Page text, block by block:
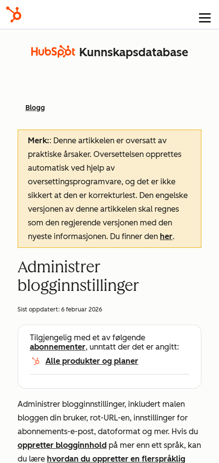
Kunnskapsdatabase
Blogg
Merk:: Denne artikkelen er oversatt av
praktiske årsaker. Oversettelsen opprettes
automatisk ved hjelp av
oversettingsprogramvare, og det er ikke
sikkert at den er korrekturlest. Den engelske
versjonen av denne artikkelen skal regnes
som den regjerende versjonen med den
nyeste informasjonen. Du finner den her.
Administrer
blogginnstillinger
Sist oppdatert: 6 februar 2026
Tilgjengelig med et av følgende
abonnementer, unntatt der det er angitt:
Alle produkter og planer
Administrer blogginnstillinger, inkludert malen
bloggen din bruker, rot-URL-en, innstillinger for
abonnements-e-post, datoformat og mer. Hvis du
oppretter blogginnhold på mer enn ett språk, kan
du lære hvordan du oppretter en flerspråklig